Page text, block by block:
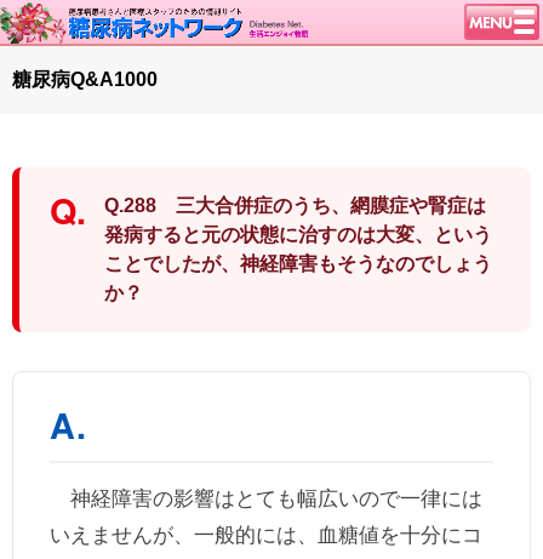
トップページ
糖尿病のきほん
腎臓の健康道
グリコアルブミン
1型ライフ
糖尿病Q&A1000
Q.288 三大合併症のうち、網膜症や腎症は
発病すると元の状態に治すのは大変、という
ことでしたが、神経障害もそうなのでしょう
か？
神経障害の影響はとても幅広いので一律には
いえませんが、一般的には、血糖値を十分にコ